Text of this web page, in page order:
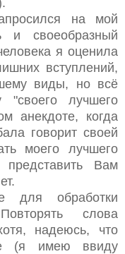
на мой
и своеобразный
я оценила
вступлений,
виды, но всё
"своего лучшего
анекдоте, когда
говорит своей
моего лучшего
Вам
для обработки
слова
надеюсь, что
(я имею ввиду